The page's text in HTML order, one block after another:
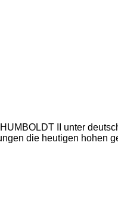
II unter
die heutigen hohen